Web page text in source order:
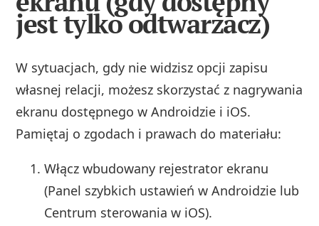
jest tylko odtwarzacz)
W sytuacjach, gdy nie widzisz opcji zapisu
własnej relacji, możesz skorzystać z nagrywania
ekranu dostępnego w Androidzie i iOS.
Pamiętaj o zgodach i prawach do materiału:
Włącz wbudowany rejestrator ekranu
(Panel szybkich ustawień w Androidzie lub
Centrum sterowania w iOS).